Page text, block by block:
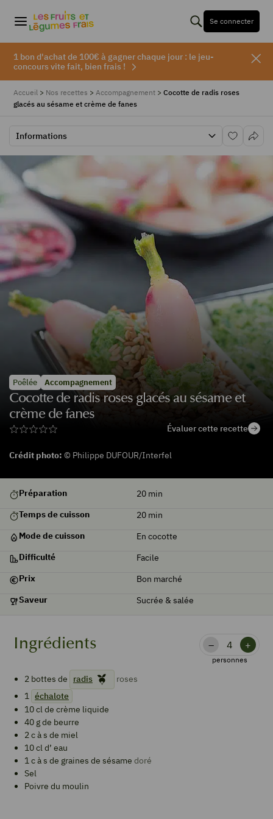
Se connecter
1 bon d'achat de 100€ à gagner chaque jour : le jeu-
concours vite fait, bien frais !
Accueil > Nos recettes > Accompagnement > Cocotte de radis roses
glacés au sésame et crème de fanes
Informations
Poêlée Accompagnement
Cocotte de radis roses glacés au sésame et
crème de fanes
Évaluer cette recette
Crédit photo: © Philippe DUFOUR/Interfel
saison
Préparation 20 min
Temps de cuisson
20 min
Mode de cuisson
En cocotte
Difficulté
Facile
Prix
Bon marché
Saveur
Sucrée & salée
Ingrédients – +
personnes
2 bottes de radis
roses
1 échalote
10cl de crème liquide
40 g de beurre
2c à s de miel
10cl d’ eau
1c à s de graines de sésame doré
Sel
Poivre du moulin